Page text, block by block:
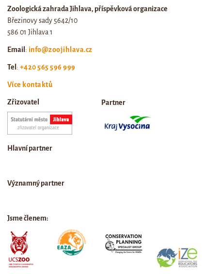
Zoologická zahrada Jihlava, příspěvková organizace
Březinovy sady 5642/10
586 01 Jihlava 1
Email : info@zoojihlava.cz
Tel : +420 565 596 999
Více kontaktů
Zřizovatel Partner
Hlavní partner
Významný partner
Jsme členem: